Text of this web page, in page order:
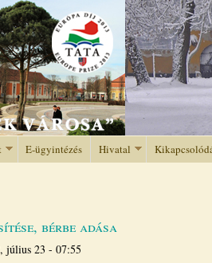
E-ügyintézés Hivatal
bérbe adása
július 23 - 07:55